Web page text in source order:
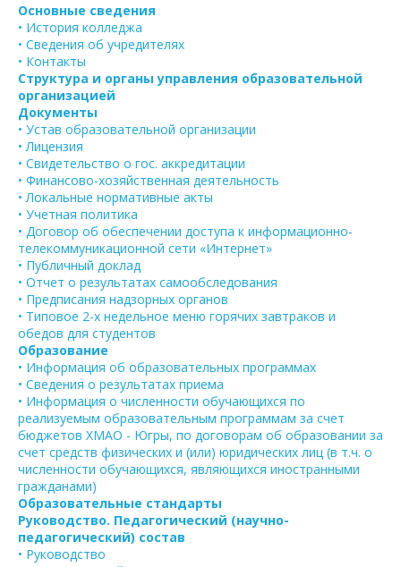
Основные сведения
• История колледжа
• Сведения об учредителях
• Контакты
Структура и органы управления образовательной
организацией
Документы
• Устав образовательной организации
• Лицензия
• Свидетельство о гос. аккредитации
• Финансово-хозяйственная деятельность
• Локальные нормативные акты
• Учетная политика
• Договор об обеспечении доступа к информационно-
телекоммуникационной сети «Интернет»
• Публичный доклад
• Отчет о результатах самообследования
• Предписания надзорных органов
• Типовое 2-х недельное меню горячих завтраков и
обедов для студентов
Образование
• Информация об образовательных программах
• Сведения о результатах приема
• Информация о численности обучающихся по
реализуемым образовательным программам за счет
бюджетов ХМАО - Югры, по договорам об образовании за
счет средств физических и (или) юридических лиц (в т.ч. о
численности обучающихся, являющихся иностранными
гражданами)
Образовательные стандарты
Руководство. Педагогический (научно-
педагогический) состав
• Руководство